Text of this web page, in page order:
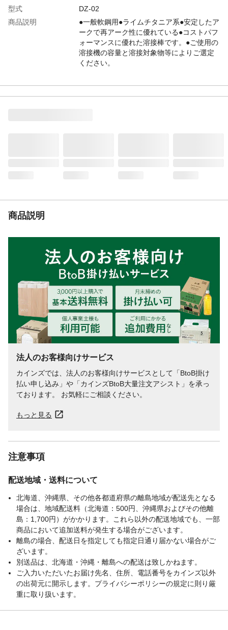
型式
DZ-02
商品説明
●一般軟鋼用●ライムチタニア系●安定したア
ークで再アーク性に優れている●コストパフ
ォーマンスに優れた溶接棒です。●ご使用の
溶接機の容量と溶接対象物等によりご選定
ください。
商品説明
法人のお客様向けサービス
カインズでは、法人のお客様向けサービスとして「BtoB掛け
払い申し込み」や「カインズBtoB大量注文アシスト」を承っ
ております。 お気軽にご相談ください。
もっと見る
注意事項
配送地域・送料について
北海道、沖縄県、その他各都道府県の離島地域が配送先となる
場合は、地域配送料（北海道：500円、沖縄県およびその他離
島：1,700円）がかかります。これら以外の配送地域でも、一部
商品において追加送料が発生する場合がございます。
離島の場合、配送日を指定しても指定日通り届かない場合がご
ざいます。
別送品は、北海道・沖縄・離島への配送は致しかねます。
ご入力いただいたお届け先名、住所、電話番号をカインズ以外
の出荷元に開示します。プライバシーポリシーの規定に則り厳
重に取り扱います。